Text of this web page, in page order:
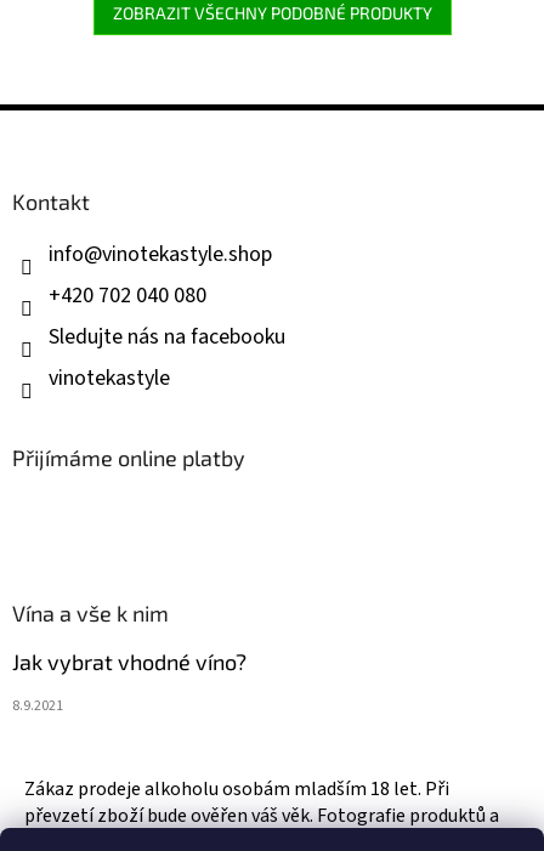
ZOBRAZIT VŠECHNY PODOBNÉ PRODUKTY
Z
Kontakt
info@vinotekastyle.shop
+420 702 040 080
Sledujte nás na facebooku
vinotekastyle
Přijímáme online platby
Vína a vše k nim
Jak vybrat vhodné víno?
8.9.2021
Zákaz prodeje alkoholu osobám mladším 18 let. Při
převzetí zboží bude ověřen váš věk. Fotografie produktů a